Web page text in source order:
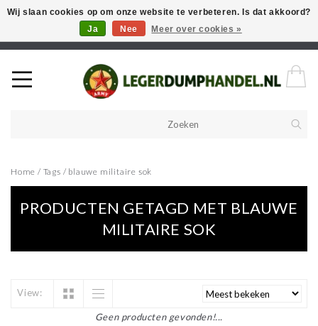
Welkom in onze webshop! Als u een product zoekt en deze niet kan
vinden in de webwinkel, neem vooral contact op!
Home / Tags / blauwe militaire sok
PRODUCTEN GETAGD MET BLAUWE
MILITAIRE SOK
View:
Geen producten gevonden!...
Wij slaan cookies op om onze website te verbeteren. Is dat akkoord?
Ja
Nee Meer over cookies »